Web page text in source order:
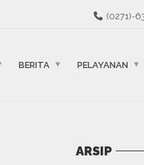
(0271)-
BERITA PELAYANAN
ARSIP